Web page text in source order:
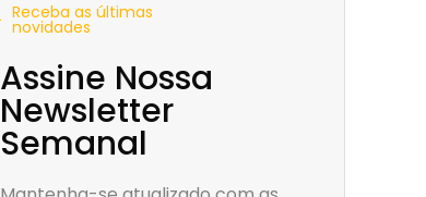
Receba as últimas
novidades
Assine Nossa
Newsletter
Semanal